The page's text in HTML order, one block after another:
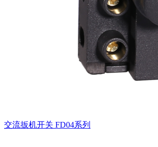
交流扳机开关 FD04系列